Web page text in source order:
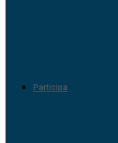
Participa